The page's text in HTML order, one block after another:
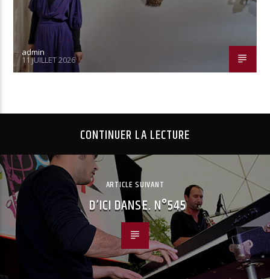
admin
11 JUILLET 2026
CONTINUER LA LECTURE
ARTICLE SUIVANT
D’ICI DANSE. N°545